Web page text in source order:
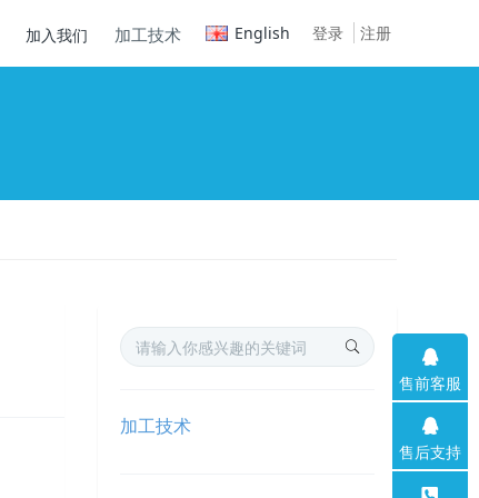
登录 注册
加入我们 加工技术 English
加工技术
售前客服
售后支持